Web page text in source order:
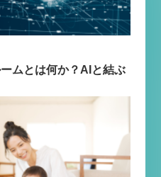
ムとは何か？AIと結ぶ